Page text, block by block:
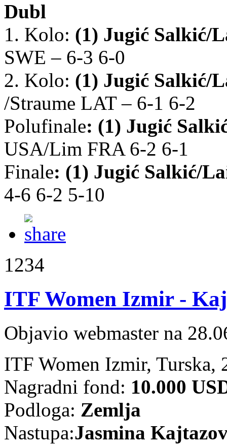
Dubl
1. Kolo: (1) Jugić Salkić/
SWE – 6-3 6-0
2. Kolo: (1) Jugić Salkić/
/Straume LAT – 6-1 6-2
Polufinale: (1) Jugić
USA/Lim FRA 6-2 6-1
Finale: (1) Jugić Salkić/
4-6 6-2 5-10
1234
ITF Women Izmir -
Objavio webmaster na
ITF Women Izmir, Turska,
Nagradni fond: 10.000
Podloga: Zemlja
Nastupa:Jasmina